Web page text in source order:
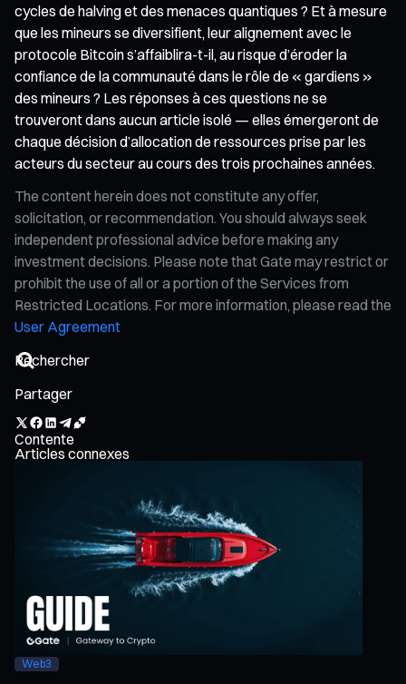
cycles de halving et des menaces quantiques ? Et à mesure
que les mineurs se diversifient, leur alignement avec le
protocole Bitcoin s’affaiblira-t-il, au risque d’éroder la
confiance de la communauté dans le rôle de « gardiens »
des mineurs ? Les réponses à ces questions ne se
trouveront dans aucun article isolé — elles émergeront de
chaque décision d’allocation de ressources prise par les
acteurs du secteur au cours des trois prochaines années.
The content herein does not constitute any offer,
solicitation, or recommendation. You should always seek
independent professional advice before making any
investment decisions. Please note that Gate may restrict or
prohibit the use of all or a portion of the Services from
Restricted Locations. For more information, please read the
User Agreement
Partager
Contente
Articles connexes
Web3